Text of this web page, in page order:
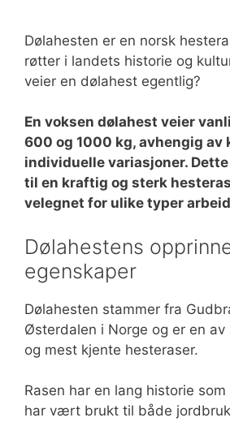
Dølahesten er en norsk
røtter i landets historie og
veier en dølahest egentlig?
En voksen dølahest veier
600 og 1000 kg, avhengig av
individuelle variasjoner.
til en kraftig og sterk
velegnet for ulike typer
Dølahestens
egenskaper
Dølahesten stammer fra
Østerdalen i Norge og er en
og mest kjente hesteraser.
Rasen har en lang historie
har vært brukt til både